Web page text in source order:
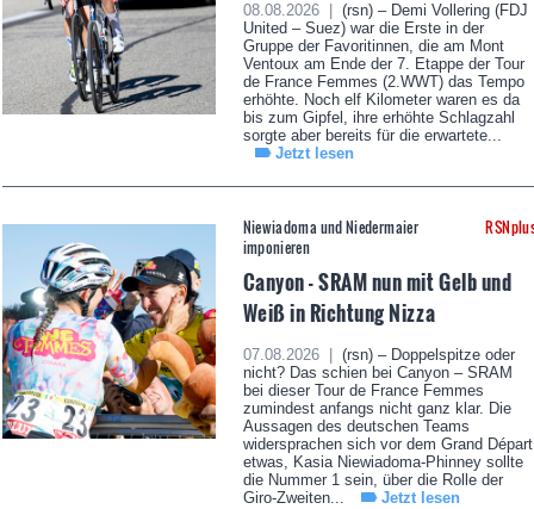
08.08.2026 |
(rsn) – Demi Vollering (FDJ
United – Suez) war die Erste in der
Gruppe der Favoritinnen, die am Mont
Ventoux am Ende der 7. Etappe der Tour
de France Femmes (2.WWT) das Tempo
erhöhte. Noch elf Kilometer waren es da
bis zum Gipfel, ihre erhöhte Schlagzahl
sorgte aber bereits für die erwartete...
Jetzt lesen
Niewiadoma und Niedermaier
imponieren
Canyon - SRAM nun mit Gelb und
Weiß in Richtung Nizza
07.08.2026 |
(rsn) – Doppelspitze oder
nicht? Das schien bei Canyon – SRAM
bei dieser Tour de France Femmes
zumindest anfangs nicht ganz klar. Die
Aussagen des deutschen Teams
widersprachen sich vor dem Grand Départ
etwas, Kasia Niewiadoma-Phinney sollte
die Nummer 1 sein, über die Rolle der
Giro-Zweiten...
Jetzt lesen